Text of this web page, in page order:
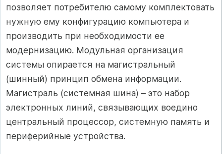
позволяет потребителю самому комплектовать
нужную ему конфигурацию компьютера и
производить при необходимости ее
модернизацию. Модульная организация
системы опирается на магистральный
(шинный) принцип обмена информации.
Магистраль (системная шина) – это набор
электронных линий, связывающих воедино
центральный процессор, системную память и
периферийные устройства.